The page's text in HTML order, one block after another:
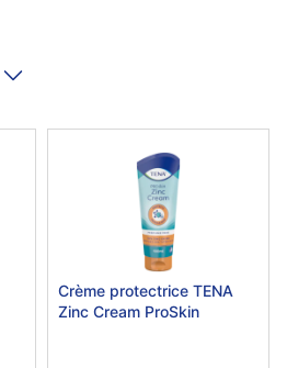
Crème protectrice TENA
Zinc Cream ProSkin